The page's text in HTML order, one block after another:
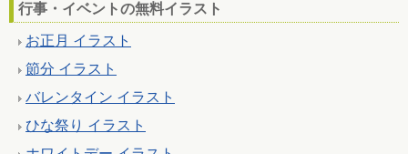
行事・イベントの無料イラスト
お正月 イラスト
節分 イラスト
バレンタイン イラスト
ひな祭り イラスト